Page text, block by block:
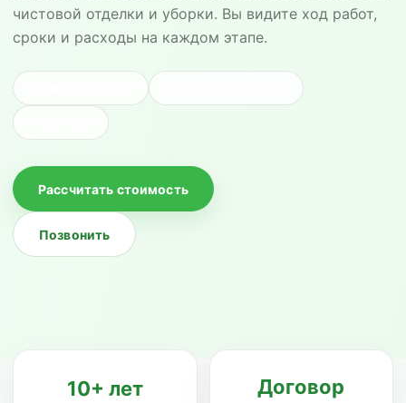
чистовой отделки и уборки. Вы видите ход работ,
сроки и расходы на каждом этапе.
Рассчитать стоимость
Позвонить
10+ лет Договор